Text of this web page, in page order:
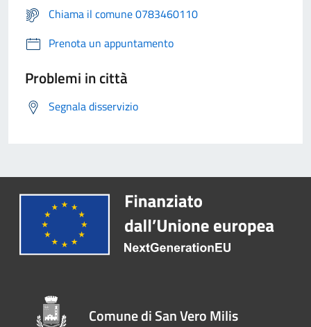
Chiama il comune 0783460110
Prenota un appuntamento
Problemi in città
Segnala disservizio
Comune di San Vero Milis